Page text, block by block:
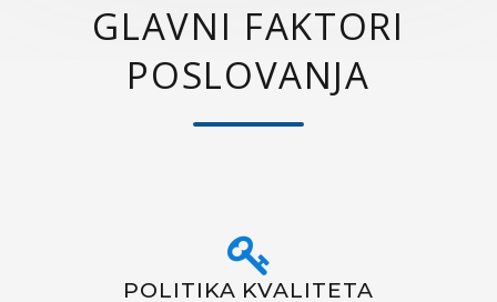
GLAVNI FAKTORI
POSLOVANJA
POLITIKA KVALITETA